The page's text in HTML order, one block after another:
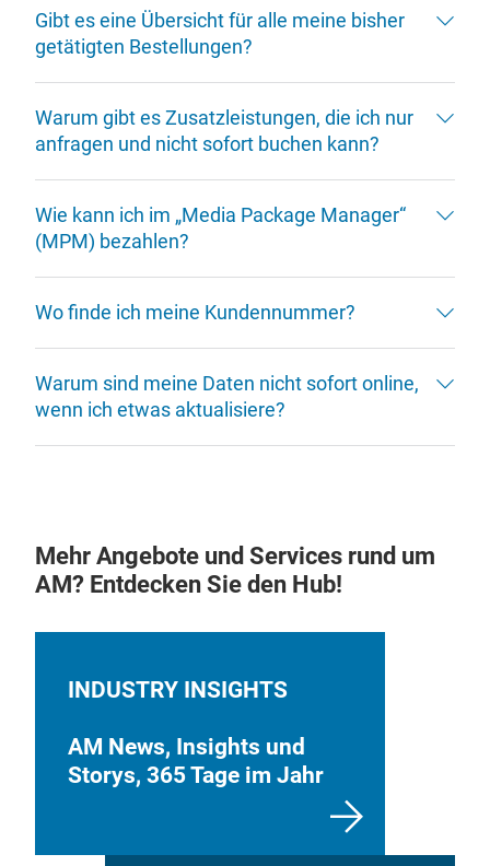
Gibt es eine Übersicht für alle meine bisher
getätigten Bestellungen?
Warum gibt es Zusatzleistungen, die ich nur
anfragen und nicht sofort buchen kann?
Wie kann ich im „Media Package Manager“
(MPM) bezahlen?
Wo finde ich meine Kundennummer?
Warum sind meine Daten nicht sofort online,
wenn ich etwas aktualisiere?
Mehr Angebote und Services rund um
AM? Entdecken Sie den Hub!
INDUSTRY INSIGHTS
AM News, Insights und
Storys, 365 Tage im Jahr